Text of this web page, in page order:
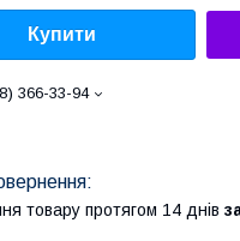
Купити
366-33-94
товару протягом 14 днів